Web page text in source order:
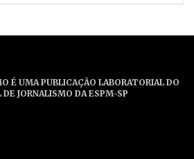
É UMA PUBLICAÇÃO LABORATORIAL DO
JORNALISMO DA ESPM-SP